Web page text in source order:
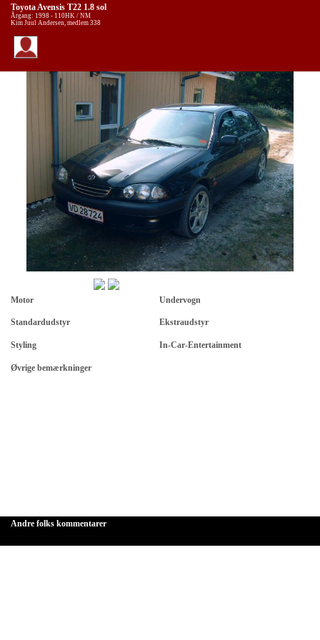
Toyota Avensis T22 1.8 sol
Årgang: 1998 - 110HK / NM
Kim Juul Andersen, medlem 338
Motor Undervogn
Standardudstyr Ekstraudstyr
Styling In-Car-Entertainment
Øvrige bemærkninger
Andre folks kommentarer